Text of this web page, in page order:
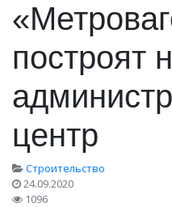
построят
центр
Строительство
24.09.2020
1096